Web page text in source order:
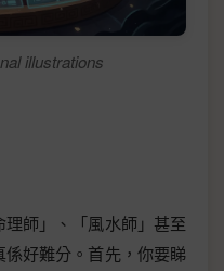
illustrations
師」、「風水師」甚至
係好難分。首先，你要睇